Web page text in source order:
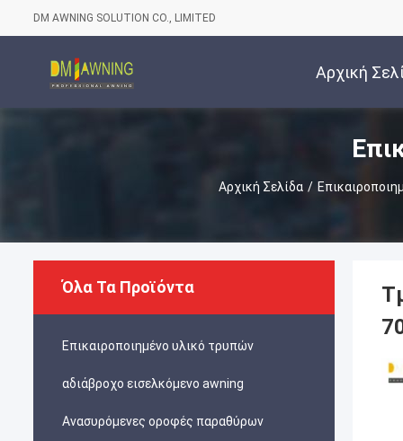
DM AWNING SOLUTION CO., LIMITED
Αρχική
Αρχική Σελίδα /
Όλα Τα Προϊόντα
Επικαιροποιημένο υλικό τρυπών
αδιάβροχο εισελκόμενο awning
Ανασυρόμενες οροφές παραθύρων